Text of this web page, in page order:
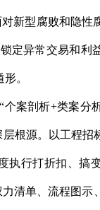
新型腐败和隐性
定异常交易和利
。
案剖析+类案分
根源。以工程招
执行打折扣、搞
清单、流程图示